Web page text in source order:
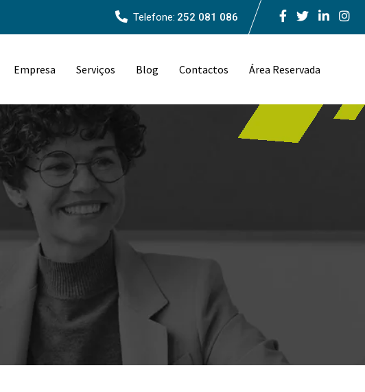
Telefone: 252 081 086
Empresa Serviços Blog Contactos Área Reservada